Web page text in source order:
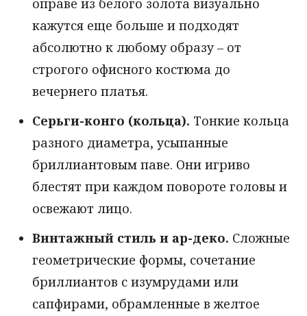
оправе из белого золота визуально
кажутся еще больше и подходят
абсолютно к любому образу – от
строгого офисного костюма до
вечернего платья.
Серьги-конго (кольца). Тонкие кольца
разного диаметра, усыпанные
бриллиантовым паве. Они игриво
блестят при каждом повороте головы и
освежают лицо.
Винтажный стиль и ар-деко. Сложные
геометрические формы, сочетание
бриллиантов с изумрудами или
сапфирами, обрамленные в желтое